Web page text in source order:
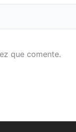
que comente.